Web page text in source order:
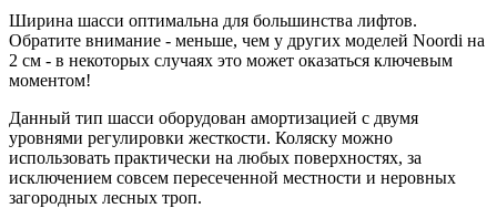
Ширина шасси оптимальна для большинства лифтов.
Обратите внимание - меньше, чем у других моделей Noordi на
2 см - в некоторых случаях это может оказаться ключевым
моментом!
Данный тип шасси оборудован амортизацией с двумя
уровнями регулировки жесткости. Коляску можно
использовать практически на любых поверхностях, за
исключением совсем пересеченной местности и неровных
загородных лесных троп.